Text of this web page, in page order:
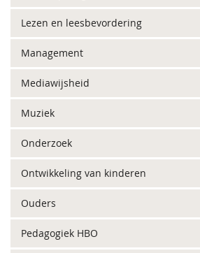
Lezen en leesbevordering
Management
Mediawijsheid
Muziek
Onderzoek
Ontwikkeling van kinderen
Ouders
Pedagogiek HBO